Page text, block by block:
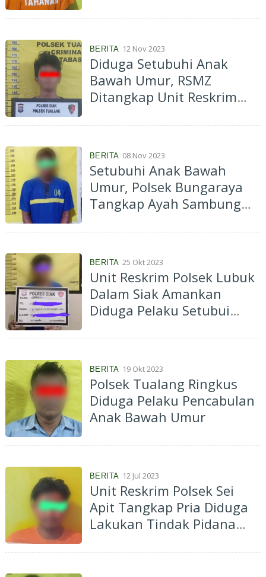
Lubuk Dalam
BERITA 12 Nov 2023
Diduga Setubuhi Anak
Bawah Umur, RSMZ
Ditangkap Unit Reskrim
BERITA 08 Nov 2023
Setubuhi Anak Bawah
Umur, Polsek Bungaraya
Tangkap Ayah Sambung
BERITA 25 Okt 2023
Unit Reskrim Polsek Lubuk
Dalam Siak Amankan
Diduga Pelaku Setubui
BERITA 19 Okt 2023
Polsek Tualang Ringkus
Diduga Pelaku Pencabulan
Anak Bawah Umur
BERITA 12 Jul 2023
Unit Reskrim Polsek Sei
Apit Tangkap Pria Diduga
Lakukan Tindak Pidana
Umur